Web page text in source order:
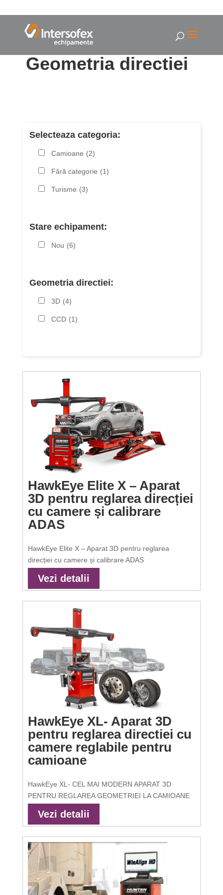
Geometria directiei
Selecteaza categoria:
Camioane (2)
Fără categorie (1)
Turisme (3)
Stare echipament:
Nou (6)
Geometria directiei:
3D (4)
CCD (1)
HawkEye Elite X – Aparat
3D pentru reglarea direcției
cu camere și calibrare
ADAS
HawkEye Elite X – Aparat 3D pentru reglarea
direcției cu camere și calibrare ADAS
Vezi detalii
HawkEye XL- Aparat 3D
pentru reglarea directiei cu
camere reglabile pentru
camioane
HawkEye XL- CEL MAI MODERN APARAT 3D
PENTRU REGLAREA GEOMETRIEI LA CAMIOANE
Vezi detalii